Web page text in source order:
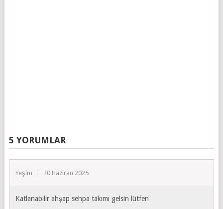
5 YORUMLAR
Yeşim 20 Haziran 2025
Katlanabilir ahşap sehpa takımı gelsin lütfen